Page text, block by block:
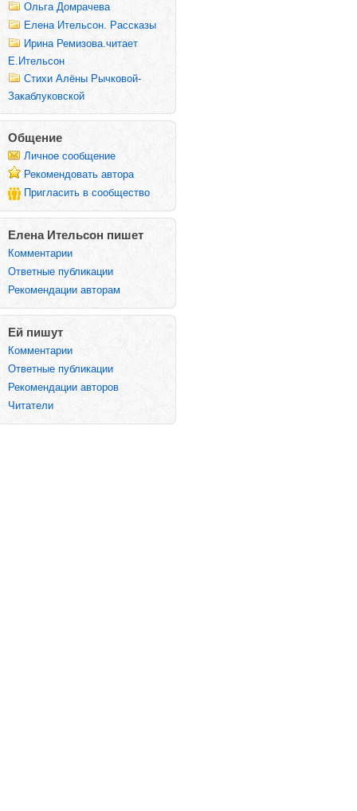
Ольга Домрачева
Елена Ительсон. Рассказы
Ирина Ремизова.читает
Е.Ительсон
Стихи Алёны Рычковой-
Закаблуковской
Общение
Личное сообщение
Рекомендовать автора
Пригласить в сообщество
Елена Ительсон пишет
Комментарии
Ответные публикации
Рекомендации авторам
Ей пишут
Комментарии
Ответные публикации
Рекомендации авторов
Читатели